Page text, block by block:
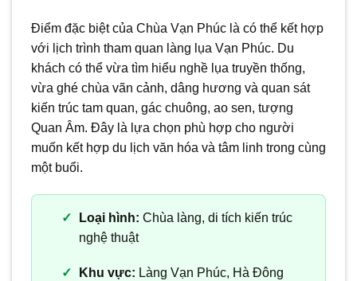
Điểm đặc biệt của Chùa Vạn Phúc là có thể kết hợp
với lịch trình tham quan làng lụa Vạn Phúc. Du
khách có thể vừa tìm hiểu nghề lụa truyền thống,
vừa ghé chùa vãn cảnh, dâng hương và quan sát
kiến trúc tam quan, gác chuông, ao sen, tượng
Quan Âm. Đây là lựa chọn phù hợp cho người
muốn kết hợp du lịch văn hóa và tâm linh trong cùng
một buổi.
Loại hình: Chùa làng, di tích kiến trúc
nghệ thuật
Khu vực: Làng Vạn Phúc, Hà Đông